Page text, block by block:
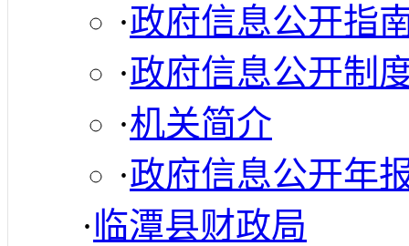
·政府信息公开指
·政府信息公开制
·机关简介
·政府信息公开年
·临潭县财政局